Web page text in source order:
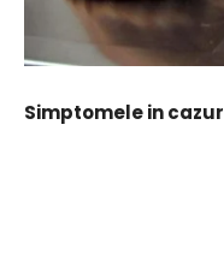
Simptomele in